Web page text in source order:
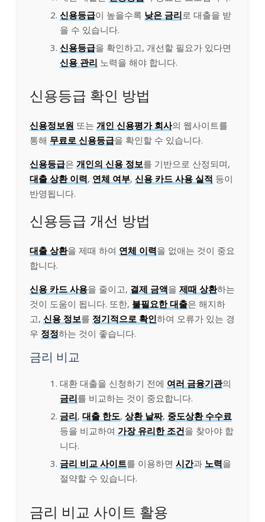
신용등급이 높을수록 낮은 금리로 대출을 받
을 수 있습니다.
신용등급을 확인하고, 개선할 필요가 있다면
신용 관리 노력을 해야 합니다.
신용등급 확인 방법
신용정보원 또는 개인 신용평가 회사의 웹사이트를
통해 무료로 신용등급을 확인할 수 있습니다.
신용등급은 개인의 신용 정보를 기반으로 산정되며,
대출 상환 이력, 연체 여부, 신용 카드 사용 실적 등이
반영됩니다.
신용등급 개선 방법
대출 상환을 제때 하여 연체 이력을 없애는 것이 중요
합니다.
신용 카드 사용을 줄이고, 결제 금액을 제때 상환하는
것이 도움이 됩니다. 또한, 불필요한 대출은 해지하
고, 신용 정보를 정기적으로 확인하여 오류가 있는 경
우 정정하는 것이 좋습니다.
금리 비교
대환 대출을 신청하기 전에 여러 금융기관의
금리를 비교하는 것이 중요합니다.
금리, 대출 한도, 상환 날짜, 중도상환 수수료
등을 비교하여 가장 유리한 조건을 찾아야 합
니다.
금리 비교 사이트를 이용하면 시간과 노력을
절약할 수 있습니다.
금리 비교 사이트 활용